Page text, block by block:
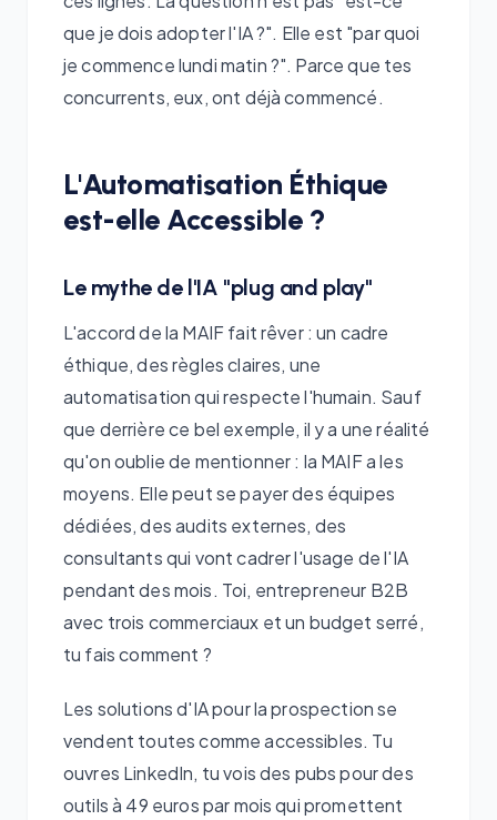
que je dois adopter l'IA ?". Elle est "par quoi
je commence lundi matin ?". Parce que tes
concurrents, eux, ont déjà commencé.
L'Automatisation Éthique
est-elle Accessible ?
Le mythe de l'IA "plug and play"
L'accord de la MAIF fait rêver : un cadre
éthique, des règles claires, une
automatisation qui respecte l'humain. Sauf
que derrière ce bel exemple, il y a une réalité
qu'on oublie de mentionner : la MAIF a les
moyens. Elle peut se payer des équipes
dédiées, des audits externes, des
consultants qui vont cadrer l'usage de l'IA
pendant des mois. Toi, entrepreneur B2B
avec trois commerciaux et un budget serré,
tu fais comment ?
Les solutions d'IA pour la prospection se
vendent toutes comme accessibles. Tu
ouvres LinkedIn, tu vois des pubs pour des
outils à 49 euros par mois qui promettent